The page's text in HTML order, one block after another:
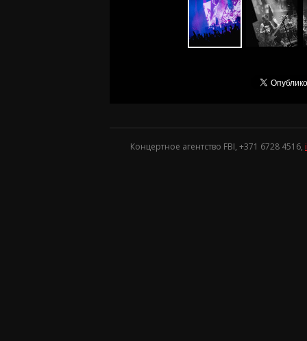
Концертное агентство FBI, +371 6728 4516,